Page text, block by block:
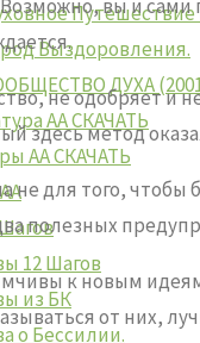
Путешествие
Выздоровления.
ДУХА
АА СКАЧАТЬ
АА СКАЧАТЬ
12 Шагов
из БК
о Бессилии.
вы и
не одобряет и
здесь метод
не для того,
полезных
к новым
от них,